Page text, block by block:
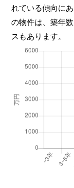
れている傾向に
の物件は、築年
スもあります。